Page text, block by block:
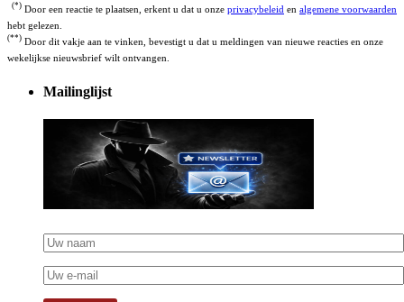
(*) Door een reactie te plaatsen, erkent u dat u onze privacybeleid en algemene voorwaarden
hebt gelezen.
(**) Door dit vakje aan te vinken, bevestigt u dat u meldingen van nieuwe reacties en onze
wekelijkse nieuwsbrief wilt ontvangen.
Mailinglijst